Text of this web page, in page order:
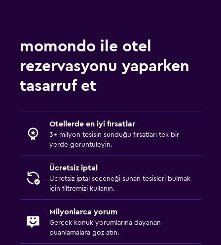
momondo ile otel
rezervasyonu yaparken
tasarruf et
Otellerde en iyi fırsatlar
3+ milyon tesisin sunduğu fırsatları tek bir
yerde görüntüleyin.
Ücretsiz iptal
Ücretsiz iptal seçeneği sunan tesisleri bulmak
için filtremizi kullanın.
Milyonlarca yorum
Gerçek konuk yorumlarına dayanan
puanlamalara göz atın.